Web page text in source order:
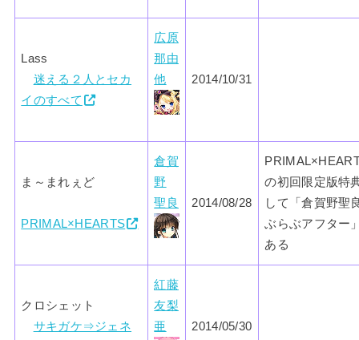
Lass
迷える２人とセカ
イのすべて
広原
那由
他
2014/10/31
ま～まれぇど
PRIMAL×HEARTS
倉賀
野
聖良
2014/08/28
の初回限定版特
して「倉賀野聖
ぶらぶアフター
ある
クロシェット
サキガケ⇒ジェネ
紅藤
友梨
亜
2014/05/30